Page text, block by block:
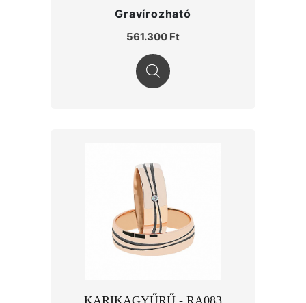
Gravírozható
561.300 Ft
KARIKAGYŰRŰ - RA083